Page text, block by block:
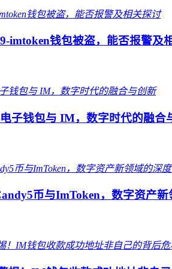
imtoken钱包被盗，能否报警及
子钱包与 IM，数字时代的融合
币与ImToken，数字资产